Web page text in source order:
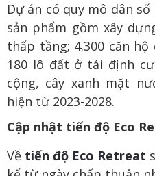
Dự án có quy mô dân
sản phẩm gồm xây
thấp tầng; 4.300 căn
180 lô đất ở tái định
cộng, cây xanh mặt
hiện từ 2023-2028.
Cập nhật tiến độ Eco
Về tiến độ Eco Retreat